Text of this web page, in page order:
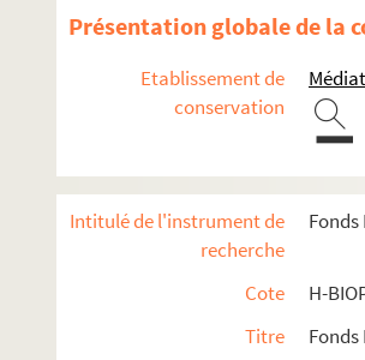
Présentation globale de la
Etablissement de
conservation
Intitulé de l'instrument de
recherche
Cote
H-
Titre
H-BIOP-3-81. Louis VI
H-BIOP-3-83. Louis VII
H-BIOP-3-84. Louis VIII (1223-
H-BIOP-3-86. Louis IX, dit Saint
H-BIOP-3-87. Louis IX, dit Saint
H-BIOP-3-90. Louis IX, dit Saint